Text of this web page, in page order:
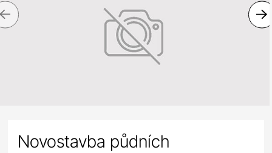
Novostavba půdních